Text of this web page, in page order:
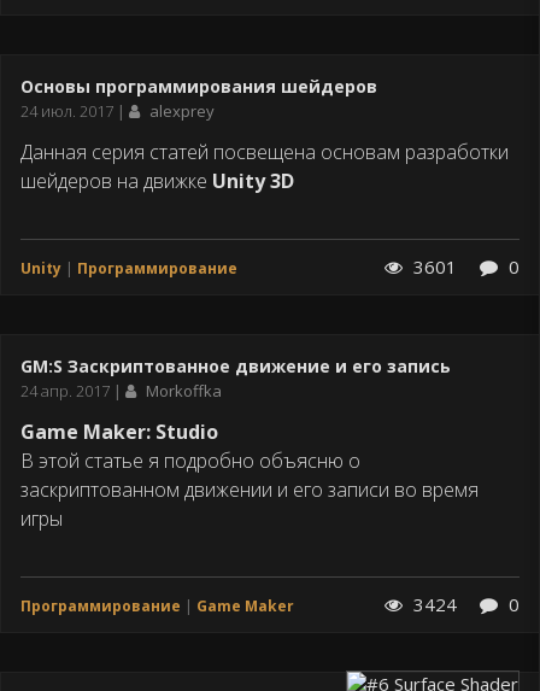
Основы программирования шейдеров
Дата
24 июл. 2017 alexprey
Данная серия статей посвещена основам разработки
шейдеров на движке Unity 3D
Unity Программирование 3601 0
GM:S Заскриптованное движение и его запись
Дата
24 апр. 2017 Morkoffka
Game Maker: Studio
В этой статье я подробно объясню о
заскриптованном движении и его записи во время
игры
Программирование Game Maker 3424 0